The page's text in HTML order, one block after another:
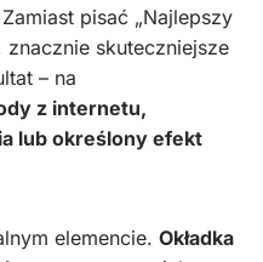
pisać „Najlepszy
znacznie skuteczniejsze
– na
z internetu,
lub określony efekt
elemencie. Okładka